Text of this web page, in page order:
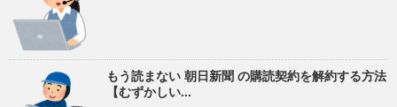
もう読まない 朝日新聞 の購読契約を解約する方法
【むずかしい...